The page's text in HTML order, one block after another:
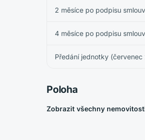
2 měsíce po podpisu
4 měsíce po podpisu
Předání jednotky (červenec
Poloha
Zobrazit všechny